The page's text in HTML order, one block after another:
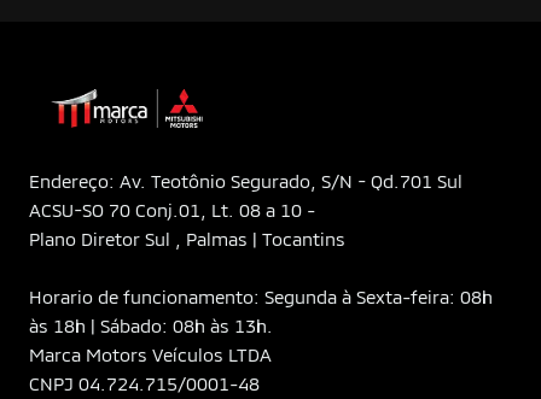
Endereço: Av. Teotônio Segurado, S/N - Qd.701 Sul
ACSU-SO 70 Conj.01, Lt. 08 a 10 -
Plano Diretor Sul , Palmas | Tocantins
Horario de funcionamento: Segunda à Sexta-feira: 08h
às 18h | Sábado: 08h às 13h.
Marca Motors Veículos LTDA
CNPJ 04.724.715/0001-48